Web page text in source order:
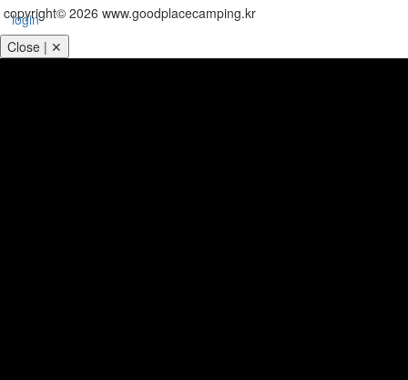
login
copyright© 2026 www.goodplacecamping.kr
Close | ✕